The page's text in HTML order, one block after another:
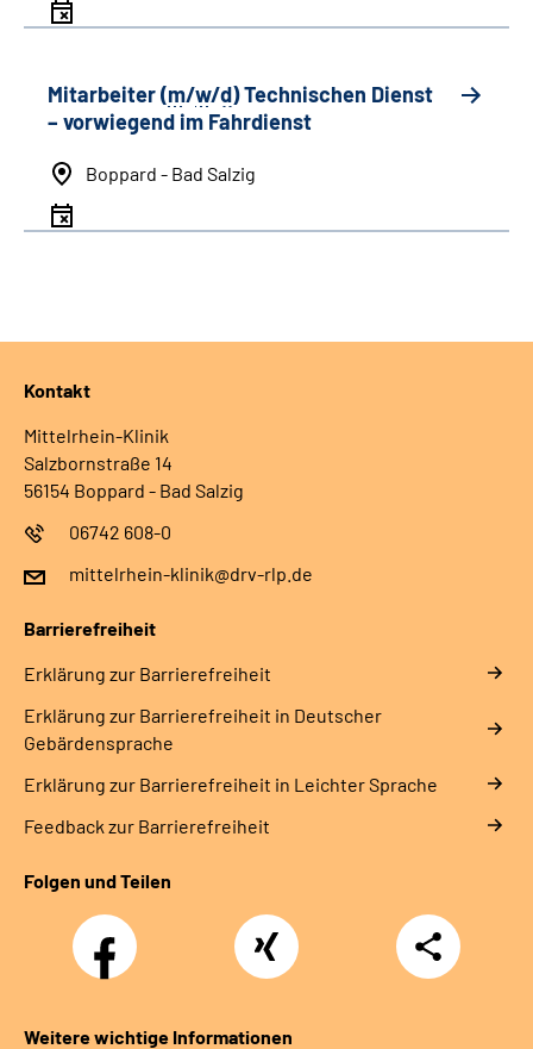
Mitarbeiter (m/w/d) Technischen Dienst
– vorwiegend im Fahrdienst
Boppard - Bad Salzig
Kontakt
Mittelrhein-Klinik
Salzbornstraße 14
56154 Boppard - Bad Salzig
06742 608-0
mittelrhein-klinik@drv-rlp.de
Barrierefreiheit
Erklärung zur Barrierefreiheit
Erklärung zur Barrierefreiheit in Deutscher
Gebärdensprache
Erklärung zur Barrierefreiheit in Leichter Sprache
Feedback zur Barrierefreiheit
Folgen und Teilen
Facebook Xing
Teilen
Weitere wichtige Informationen